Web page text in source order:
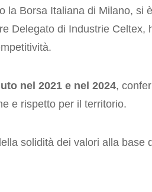
la Borsa Italiana di Milano, si
Delegato di Industrie
nel 2021 e nel 2024,
e rispetto per il territorio.
solidità dei valori alla base